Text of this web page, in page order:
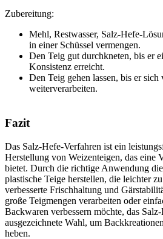
Zubereitung:
Mehl, Restwasser, Salz-Hefe-
in einer Schüssel vermengen.
Den Teig gut durchkneten, bis er
Konsistenz erreicht.
Den Teig gehen lassen, bis er sich
weiterverarbeiten.
Fazit
Das Salz-Hefe-Verfahren ist ein
Herstellung von Weizenteigen, das eine
bietet. Durch die richtige Anwendung
plastische Teige herstellen, die leichter
verbesserte Frischhaltung und
große Teigmengen verarbeiten oder
Backwaren verbessern möchte, das
ausgezeichnete Wahl, um
heben.